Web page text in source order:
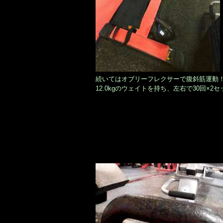
続いてはオブリーフレクサーで腹斜筋運動！
12.0kgのウェイトを持ち、左右で30回×2セ